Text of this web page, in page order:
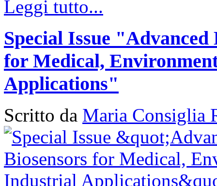
Leggi tutto...
Special Issue
for Medical,
Applications"
Scritto da Maria Consiglia